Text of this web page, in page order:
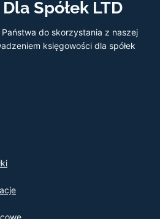
Spółek LTD
do skorzystania z naszej
księgowości dla spółek